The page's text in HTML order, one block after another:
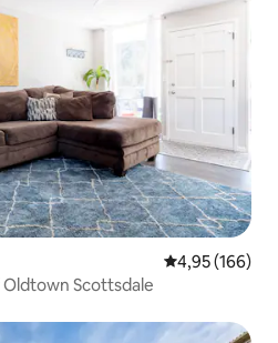
4,95 ud af 5 i
4,95 (166)
Scottsdale